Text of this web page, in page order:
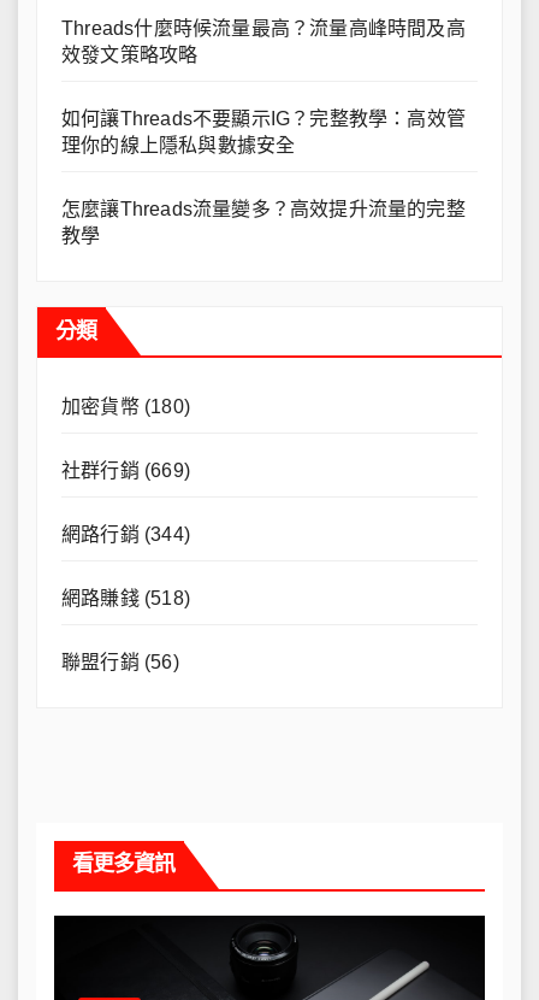
Threads什麼時候流量最高？流量高峰時間及高
效發文策略攻略
如何讓Threads不要顯示IG？完整教學：高效管
理你的線上隱私與數據安全
怎麼讓Threads流量變多？高效提升流量的完整
教學
分類
加密貨幣(180)
社群行銷 (669)
網路行銷 (344)
網路賺錢(518)
聯盟行銷 (56)
看更多資訊